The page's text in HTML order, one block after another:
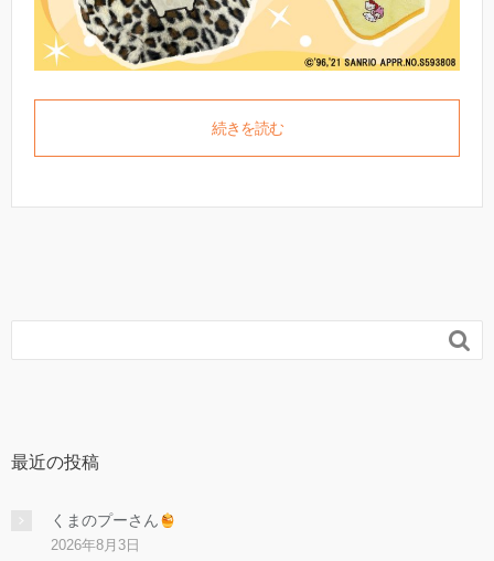
続きを読む

最近の投稿
くまのプーさん
2026年8月3日